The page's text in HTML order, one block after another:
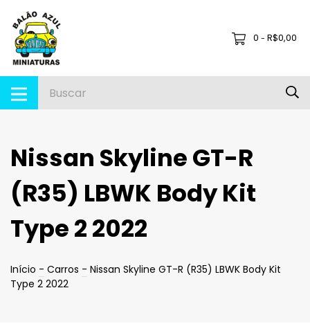
0 - R$0,00
Nissan Skyline GT-R
(R35) LBWK Body Kit
Type 2 2022
Início - Carros - Nissan Skyline GT-R (R35) LBWK Body Kit
Type 2 2022